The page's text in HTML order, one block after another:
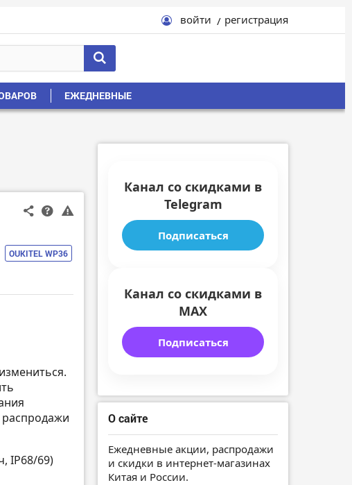
войти регистрация
ЕЖЕДНЕВНЫЕ
OUKITEL WP36
распродажи
IP68/69)
Канал со скидками в
Telegram
Подписаться
Канал со скидками в
MAX
Подписаться
О сайте
Ежедневные акции, распродажи
и скидки в интернет-магазинах
Китая и России.